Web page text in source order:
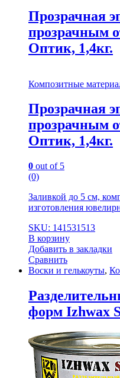
Прозрачная
прозрачным
Оптик, 1,4кг.
Композитные
Прозрачная
прозрачным
Оптик, 1,4кг.
0 out of 5
(0)
Заливкой до 5 см,
изготовления
SKU: 141531513
В корзину
Добавить в закладки
Сравнить
Воски и гелькоуты,
форм Izhwax